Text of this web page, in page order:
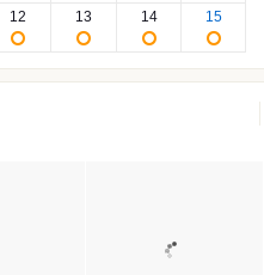
12 13 14 15